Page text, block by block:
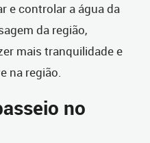
e controlar a água da
da região,
mais tranquilidade e
na região.
no